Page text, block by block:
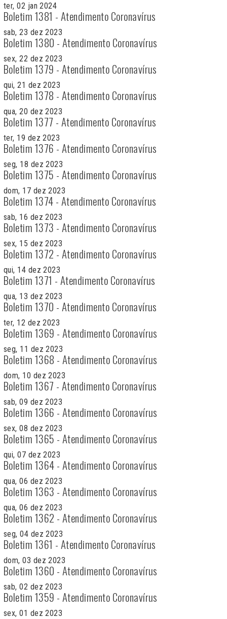
ter, 02 jan 2024
Boletim 1381 - Atendimento Coronavírus
sab, 23 dez 2023
Boletim 1380 - Atendimento Coronavírus
sex, 22 dez 2023
Boletim 1379 - Atendimento Coronavírus
qui, 21 dez 2023
Boletim 1378 - Atendimento Coronavírus
qua, 20 dez 2023
Boletim 1377 - Atendimento Coronavírus
ter, 19 dez 2023
Boletim 1376 - Atendimento Coronavírus
seg, 18 dez 2023
Boletim 1375 - Atendimento Coronavírus
dom, 17 dez 2023
Boletim 1374 - Atendimento Coronavírus
sab, 16 dez 2023
Boletim 1373 - Atendimento Coronavírus
sex, 15 dez 2023
Boletim 1372 - Atendimento Coronavírus
qui, 14 dez 2023
Boletim 1371 - Atendimento Coronavírus
qua, 13 dez 2023
Boletim 1370 - Atendimento Coronavírus
ter, 12 dez 2023
Boletim 1369 - Atendimento Coronavírus
seg, 11 dez 2023
Boletim 1368 - Atendimento Coronavírus
dom, 10 dez 2023
Boletim 1367 - Atendimento Coronavírus
sab, 09 dez 2023
Boletim 1366 - Atendimento Coronavírus
sex, 08 dez 2023
Boletim 1365 - Atendimento Coronavírus
qui, 07 dez 2023
Boletim 1364 - Atendimento Coronavírus
qua, 06 dez 2023
Boletim 1363 - Atendimento Coronavírus
qua, 06 dez 2023
Boletim 1362 - Atendimento Coronavírus
seg, 04 dez 2023
Boletim 1361 - Atendimento Coronavírus
dom, 03 dez 2023
Boletim 1360 - Atendimento Coronavírus
sab, 02 dez 2023
Boletim 1359 - Atendimento Coronavírus
sex, 01 dez 2023